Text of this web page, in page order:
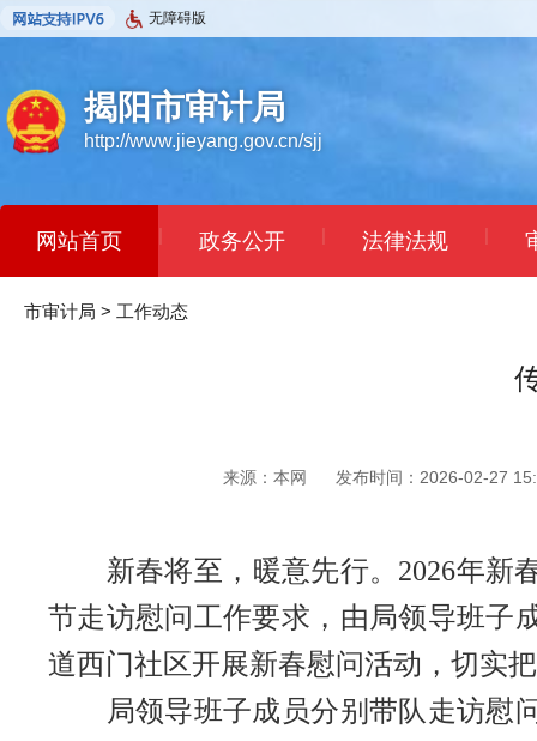
无障碍版
揭阳市审计局
http://www.jieyang.gov.cn/sjj
网站首页 | 政务公开 | 法律法规 |
市审计局 > 工作动态
来源：本网 发布时间：2026-02-27
新春将至，暖意先行。2026年新春
节走访慰问工作要求，由局领导班子
道西门社区开展新春慰问活动，切实
局领导班子成员分别带队走访慰问